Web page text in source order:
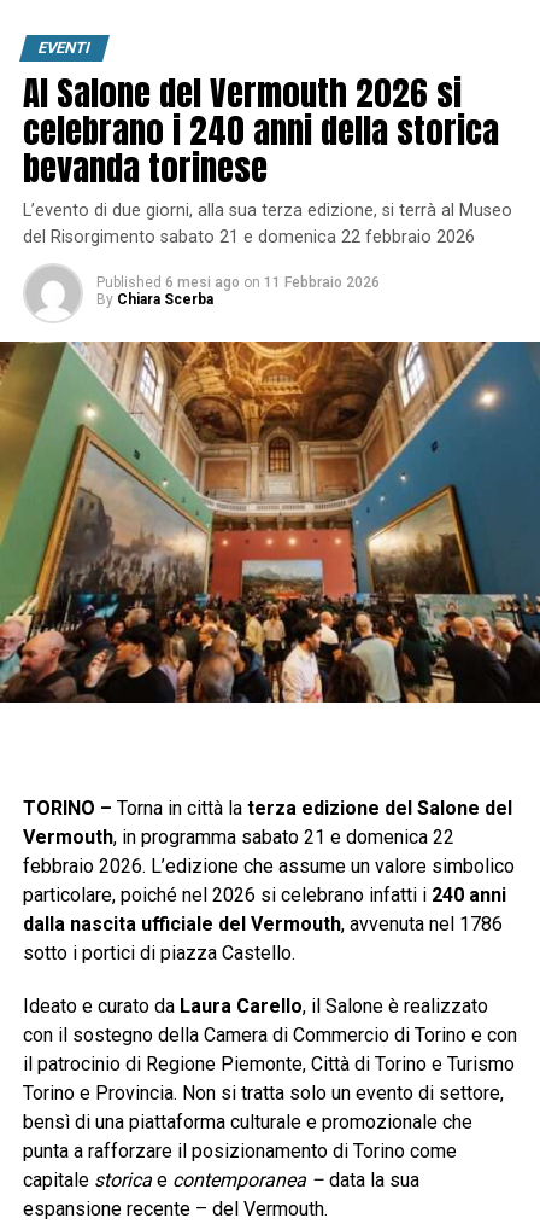
EVENTI
Al Salone del Vermouth 2026 si
celebrano i 240 anni della storica
bevanda torinese
L’evento di due giorni, alla sua terza edizione, si terrà al Museo
del Risorgimento sabato 21 e domenica 22 febbraio 2026
Published 6 mesi ago on 11 Febbraio 2026
By Chiara Scerba
TORINO – Torna in città la terza edizione del Salone del
Vermouth, in programma sabato 21 e domenica 22
febbraio 2026. L’edizione che assume un valore simbolico
particolare, poiché nel 2026 si celebrano infatti i 240 anni
dalla nascita ufficiale del Vermouth, avvenuta nel 1786
sotto i portici di piazza Castello.
Ideato e curato da Laura Carello, il Salone è realizzato
con il sostegno della Camera di Commercio di Torino e con
il patrocinio di Regione Piemonte, Città di Torino e Turismo
Torino e Provincia. Non si tratta solo un evento di settore,
bensì di una piattaforma culturale e promozionale che
punta a rafforzare il posizionamento di Torino come
capitale storicae contemporanea – data la sua
espansione recente – del Vermouth.